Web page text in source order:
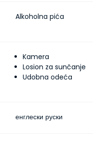
Alkoholna pića
Kamera
Losion za sunčanje
Udobna odeća
енглески руски